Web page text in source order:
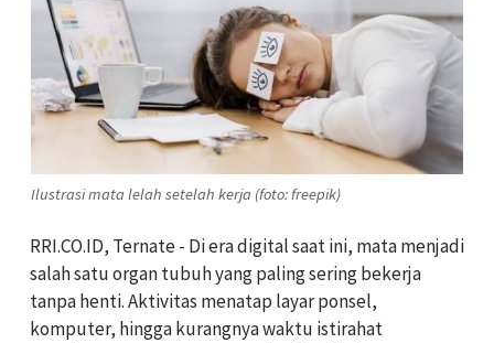
Ilustrasi mata lelah setelah kerja (foto: freepik)
RRI.CO.ID, Ternate - Di era digital saat ini, mata menjadi
salah satu organ tubuh yang paling sering bekerja
tanpa henti. Aktivitas menatap layar ponsel,
komputer, hingga kurangnya waktu istirahat